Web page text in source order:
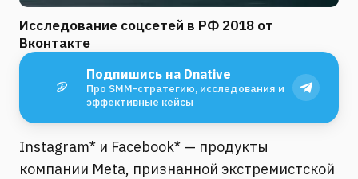
Исследование соцсетей в РФ 2018 от
Вконтакте
Подпишись на Dnative
Про SMM-стратегию, исследования и
эффективные кейсы
Instagram* и Facebook* — продукты
компании Meta, признанной экстремистской